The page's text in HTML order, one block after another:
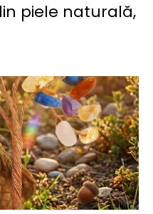
piele naturală,